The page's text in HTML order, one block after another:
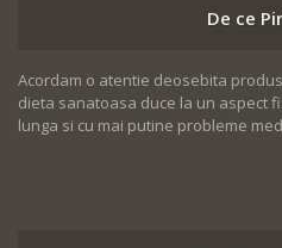
De ce
Acordam o atentie deosebita
dieta sanatoasa duce la un aspect
lunga si cu mai putine probleme